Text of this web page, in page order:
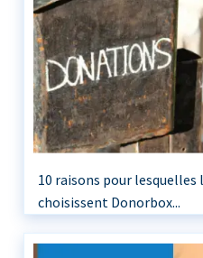
10 raisons pour lesquelles
choisissent Donorbox...